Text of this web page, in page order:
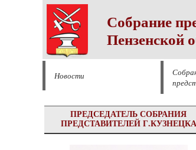
Собрание
Пензенской
Новости
ПРЕДСЕДАТЕЛЬ СОБРАНИЯ
ПРЕДСТАВИТЕЛЕЙ Г.КУЗНЕЦКА